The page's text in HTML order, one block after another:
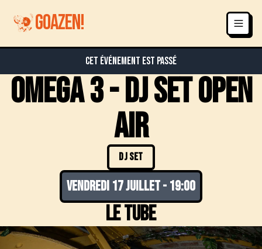
GOAZEN!
Cet événement est passé
OMEGA 3 - DJ SET OPEN
AIR
DJ SET
vendredi 17 juillet- 19:00
Le Tube